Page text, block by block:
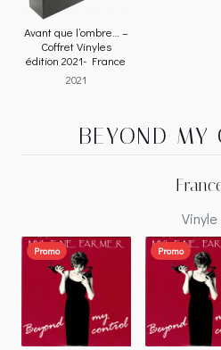
Avant que l’ombre… –
Coffret Vinyles
édition 2021- France
2021
BEYOND MY
Vinyle
Promo Promo